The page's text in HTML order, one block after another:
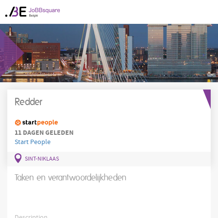
Redder
11 DAGEN GELEDEN
Start People
SINT-NIKLAAS
Taken en verantwoordelijkheden